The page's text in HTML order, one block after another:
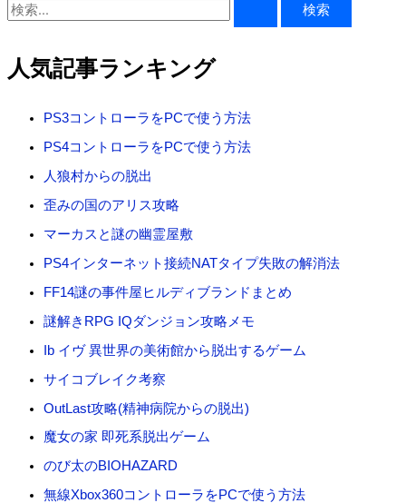
検
対
象
人気記事ランキング
PS3コントローラをPCで使う方法
PS4コントローラをPCで使う方法
人狼村からの脱出
歪みの国のアリス攻略
マーカスと謎の幽霊屋敷
PS4インターネット接続NATタイプ失敗の解消法
FF14謎の事件屋ヒルディブランドまとめ
謎解きRPG IQダンジョン攻略メモ
Ib イヴ 異世界の美術館から脱出するゲーム
サイコブレイク考察
OutLast攻略(精神病院からの脱出)
魔女の家 即死系脱出ゲーム
のび太のBIOHAZARD
無線Xbox360コントローラをPCで使う方法